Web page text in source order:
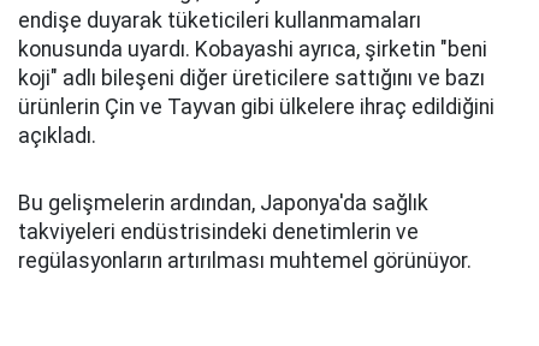
endişe duyarak tüketicileri kullanmamaları
konusunda uyardı. Kobayashi ayrıca, şirketin "beni
koji" adlı bileşeni diğer üreticilere sattığını ve bazı
ürünlerin Çin ve Tayvan gibi ülkelere ihraç edildiğini
açıkladı.
Bu gelişmelerin ardından, Japonya'da sağlık
takviyeleri endüstrisindeki denetimlerin ve
regülasyonların artırılması muhtemel görünüyor.